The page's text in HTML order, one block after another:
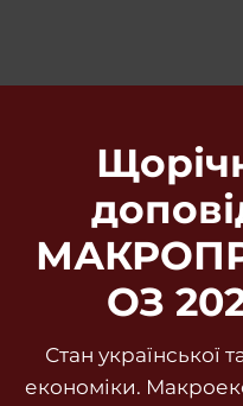
ОЗ
Стан української
економіки.